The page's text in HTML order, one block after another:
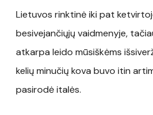
Lietuvos rinktinė iki pat
besivejančiųjų vaidmenyje,
atkarpa leido mūsiškėms
kelių minučių kova buvo itin
pasirodė italės.